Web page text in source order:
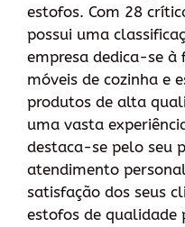
estofos. Com 28
possui uma
empresa dedica-se à
móveis de cozinha e
produtos de alta
uma vasta
destaca-se pelo seu
atendimento
satisfação dos seus
estofos de qualidade